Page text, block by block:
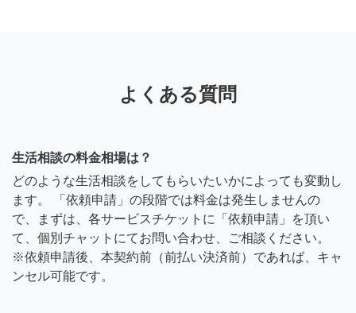
よくある質問
生活相談の料金相場は？
どのような生活相談をしてもらいたいかによっても変動し
ます。 「依頼申請」の段階では料金は発生しませんの
で、まずは、各サービスチケットに「依頼申請」を頂い
て、個別チャットにてお問い合わせ、ご相談ください。
※依頼申請後、本契約前（前払い決済前）であれば、キャ
ンセル可能です。